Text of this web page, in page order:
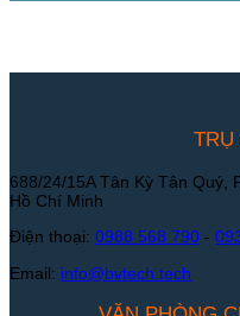
TRỤ
688/24/15A Tân Kỳ Tân Quý,
Hồ Chí Minh
Điện thoại: 0988 568 790 -
Email: info@bvtech.tech